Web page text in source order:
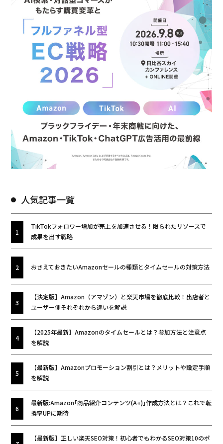
人気記事一覧
TikTokフォロワー増加が売上を加速させる！限られたリソースで
成果を出す戦略
おさえておきたいAmazonセールの種類とタイムセールの対策方法
【決定版】Amazon（アマゾン）と楽天市場を徹底比較！出店者と
ユーザー側それぞれから違いを解説
【2025年最新】Amazonのタイムセールとは？参加方法と注意点
を解説
【最新版】Amazonプロモーション割引とは？メリットや設定手順
を解説
最新版:Amazon｢商品紹介コンテンツ(A+)｣作成方法とは？これで転
換率UPに期待
【最新版】正しい楽天SEO対策！初心者でもわかるSEO対策10のポ